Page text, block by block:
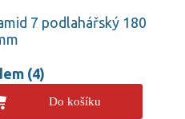
7 podlahářský 180
(4)
Do košíku